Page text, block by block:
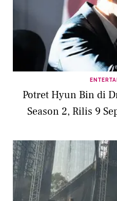
Potret Hyun Bin di
Season 2, Rilis 9